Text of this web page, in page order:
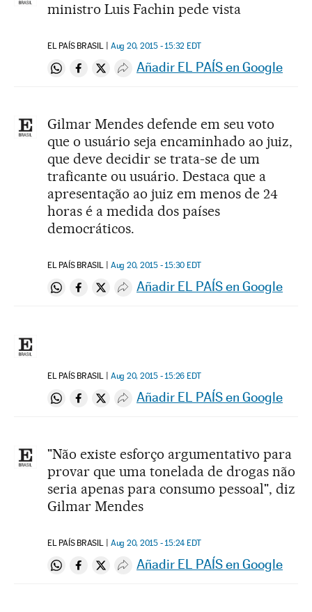
ministro Luis Fachin pede vista
EL PAÍS BRASIL Aug 20, 2015 - 15:32 EDT
Compartir en Whatsapp
Compartir en Facebook
Compartir en Twitter
Desplegar Redes Sociales
Añadir EL PAÍS en Google
Gilmar Mendes defende em seu voto
que o usuário seja encaminhado ao juiz,
que deve decidir se trata-se de um
traficante ou usuário. Destaca que a
apresentação ao juiz em menos de 24
horas é a medida dos países
democráticos.
EL PAÍS BRASIL Aug 20, 2015 - 15:30 EDT
Compartir en Whatsapp
Compartir en Facebook
Compartir en Twitter
Desplegar Redes Sociales
Añadir EL PAÍS en Google
EL PAÍS BRASIL Aug 20, 2015 - 15:26 EDT
Compartir en Whatsapp
Compartir en Facebook
Compartir en Twitter
Desplegar Redes Sociales
Añadir EL PAÍS en Google
"Não existe esforço argumentativo para
provar que uma tonelada de drogas não
seria apenas para consumo pessoal", diz
Gilmar Mendes
EL PAÍS BRASIL Aug 20, 2015 - 15:24 EDT
Compartir en Whatsapp
Compartir en Facebook
Compartir en Twitter
Desplegar Redes Sociales
Añadir EL PAÍS en Google